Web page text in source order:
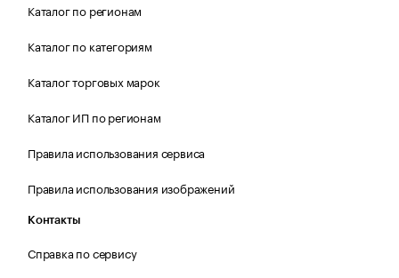
Каталог по регионам
Каталог по категориям
Каталог торговых марок
Каталог ИП по регионам
Правила использования сервиса
Правила использования изображений
Контакты
Справка по сервису